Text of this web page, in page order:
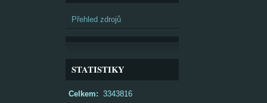
Přehled zdrojů
STATISTIKY
Celkem: 3343816